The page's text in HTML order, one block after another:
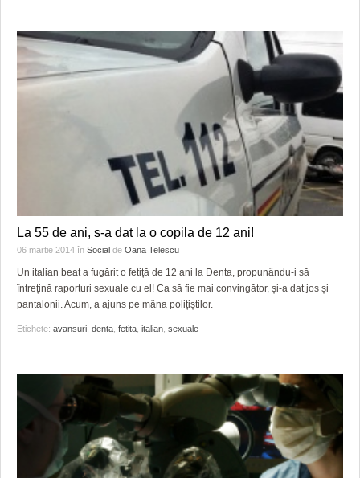
La 55 de ani, s-a dat la o copila de 12 ani!
06 martie 2014 în Social de Oana Telescu
Un italian beat a fugărit o fetiță de 12 ani la Denta, propunându-i să
întrețină raporturi sexuale cu el! Ca să fie mai convingător, și-a dat jos și
pantalonii. Acum, a ajuns pe mâna polițiștilor.
Etichete: avansuri denta fetita italian sexuale